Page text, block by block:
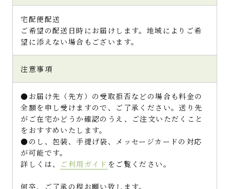
宅配便配送
ご希望の配送日時にお届けします。地域によりご希
望に添えない場合もございます。
注意事項
●お届け先（先方）の受取拒否などの場合も料金の
全額を申し受けますので、ご了承ください。送り先
がご在宅かどうか確認のうえ、ご注文いただくこと
をおすすめいたします。
●のし、包装、手提げ袋、メッセージカードの対応
が可能です。
詳しくは、 ご利用ガイド をご覧ください。
何卒、ご了承の程お願い致します。